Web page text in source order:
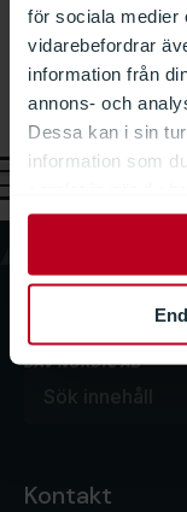
för sociala medier
vidarebefordrar
information från
annons- och
Dessa kan i sin
information som
Kontakt